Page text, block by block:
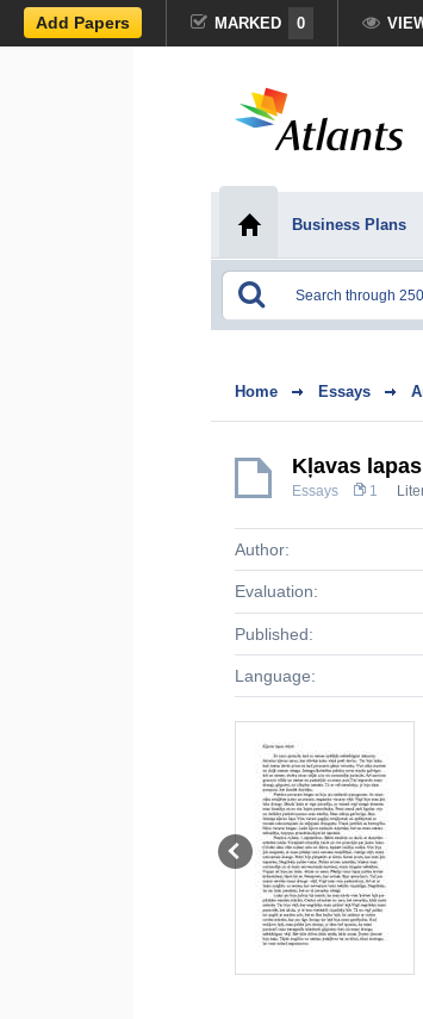
Add Papers MARKED 0
Business Plans
Home Essays
Kļavas
Essays 1
Author:
Evaluation:
Published:
Language: